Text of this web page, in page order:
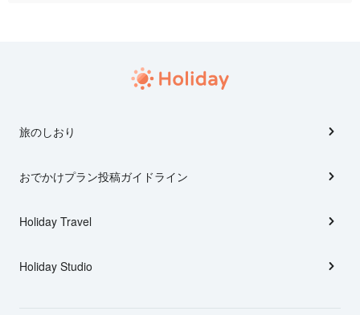
旅のしおり
おでかけプラン投稿ガイドライン
Holiday Travel
Holiday Studio